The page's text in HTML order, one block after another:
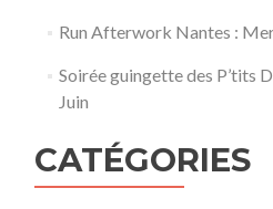
Run Afterwork Nantes :
Soirée guingette des P’tits
Juin
CATÉGORIES